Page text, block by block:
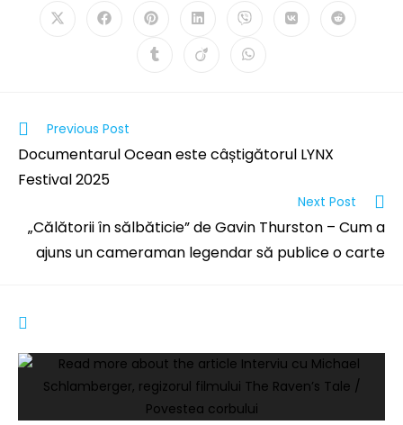
Previous Post
Documentarul Ocean este câștigătorul LYNX
Festival 2025
Next Post
„Călătorii în sălbăticie” de Gavin Thurston – Cum a
ajuns un cameraman legendar să publice o carte